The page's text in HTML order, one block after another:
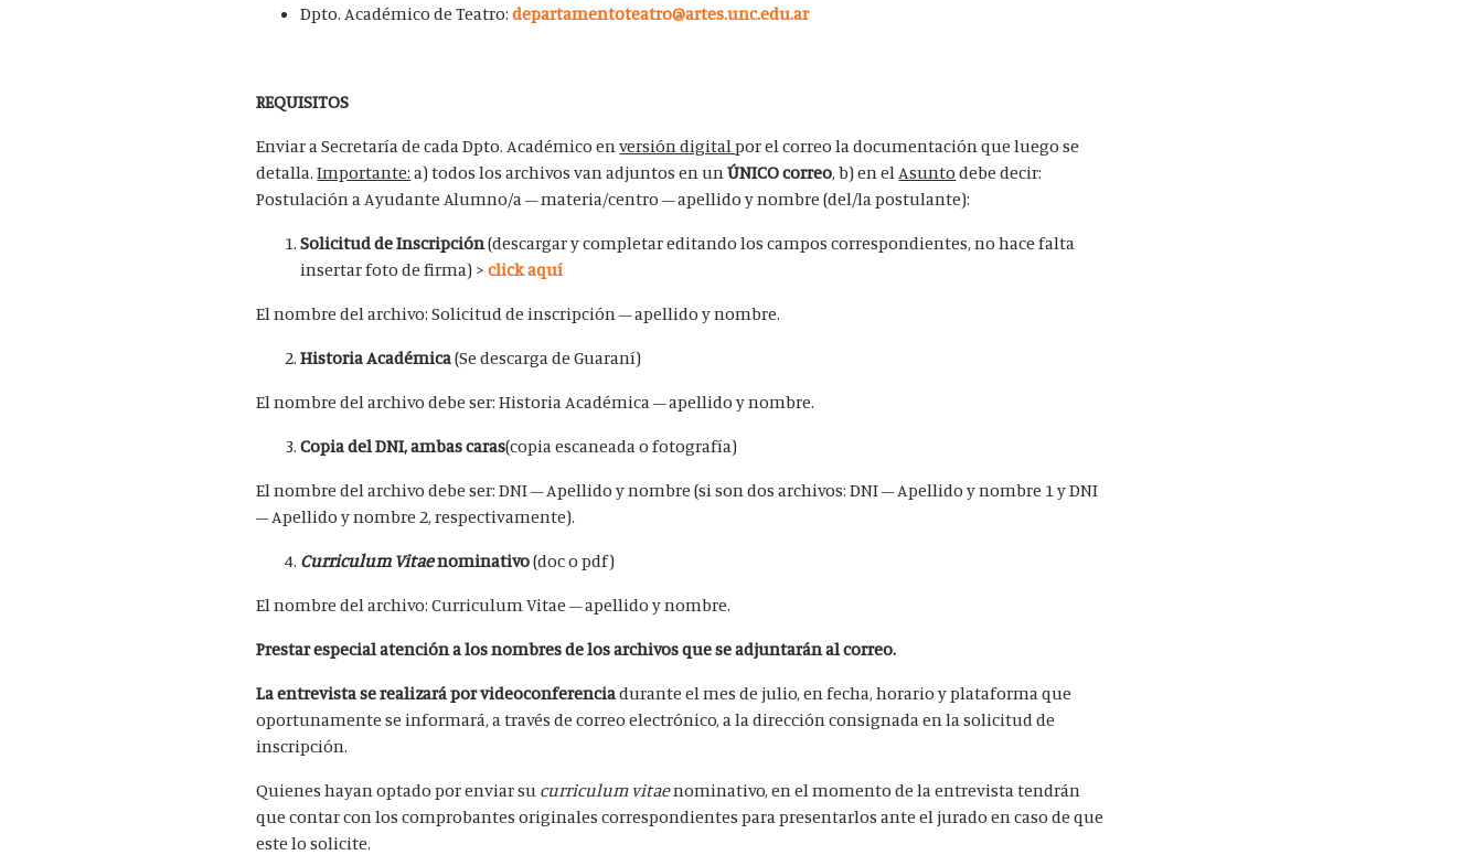
Dpto. Académico de Teatro:departamentoteatro@artes.unc.edu.ar
REQUISITOS
Enviar a Secretaría de cada Dpto. Académico enversión digitalpor el correo la documentación que luego se
detalla.Importante: a) todos los archivos van adjuntos en unÚNICO correo, b) en el Asunto debe decir:
Postulación a Ayudante Alumno/a – materia/centro – apellido y nombre (del/la postulante):
Solicitud de Inscripción(descargar y completar editando los campos correspondientes, no hace falta
insertar foto de firma) >click aquí
El nombre del archivo: Solicitud de inscripción – apellido y nombre.
Historia Académica(Se descarga de Guaraní)
El nombre del archivo debe ser: Historia Académica – apellido y nombre.
Copia del DNI, ambas caras(copia escaneada o fotografía)
El nombre del archivo debe ser: DNI – Apellido y nombre (si son dos archivos: DNI – Apellido y nombre 1 y DNI
– Apellido y nombre 2, respectivamente).
Curriculum Vitaenominativo(doc o pdf)
El nombre del archivo: Curriculum Vitae – apellido y nombre.
Prestar especial atención a los nombres de los archivos que se adjuntarán al correo.
La entrevista se realizará por videoconferenciadurante el mes de julio, en fecha, horario y plataforma que
oportunamente se informará, a través de correo electrónico, a la dirección consignada en la solicitud de
inscripción.
Quienes hayan optado por enviar su curriculum vitaenominativo, en el momento de la entrevista tendrán
que contar con los comprobantes originales correspondientes para presentarlos ante el jurado en caso de que
este lo solicite.